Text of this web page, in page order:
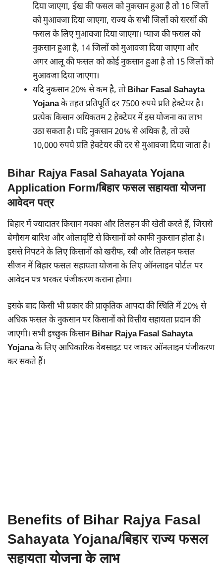
दिया जाएगा, ईख की फसल को नुकसान हुआ है तो 16 जिलों
को मुआवजा दिया जाएगा, राज्य के सभी जिलों को सरसों की
फसल के लिए मुआवजा दिया जाएगा। प्याज की फसल को
नुकसान हुआ है, 14 जिलों को मुआवजा दिया जाएगा और
अगर आलू की फसल को कोई नुकसान हुआ है तो 15 जिलों को
मुआवजा दिया जाएगा।
यदि नुकसान 20% से कम है, तोBihar Fasal Sahayta
Yojanaके तहत प्रतिपूर्ति दर 7500 रुपये प्रति हेक्टेयर है।
प्रत्येक किसान अधिकतम 2 हेक्टेयर में इस योजना का लाभ
उठा सकता है। यदि नुकसान 20% से अधिक है, तो उसे
10,000 रुपये प्रति हेक्टेयर की दर से मुआवजा दिया जाता है।
Bihar Rajya Fasal Sahayata Yojana
Application Form/बिहार फसल सहायता योजना
आवेदन पत्र
बिहार में ज्यादातर किसान मक्का और तिलहन की खेती करते हैं, जिससे
बेमौसम बारिश और ओलावृष्टि से किसानों को काफी नुकसान होता है।
इससे निपटने के लिए किसानों को खरीफ, रबी और तिलहन फसल
सीजन में बिहार फसल सहायता योजना के लिए ऑनलाइन पोर्टल पर
आवेदन पत्र भरकर पंजीकरण कराना होगा।
इसके बाद किसी भी प्रकार की प्राकृतिक आपदा की स्थिति में 20% से
अधिक फसल के नुकसान पर किसानों को वित्तीय सहायता प्रदान की
जाएगी। सभी इच्छुक किसानBihar Rajya Fasal Sahayta
Yojanaके लिए आधिकारिक वेबसाइट पर जाकर ऑनलाइन पंजीकरण
कर सकते हैं।
Benefits of Bihar Rajya Fasal
Sahayata Yojana/बिहार राज्य फसल
सहायता योजना के लाभ